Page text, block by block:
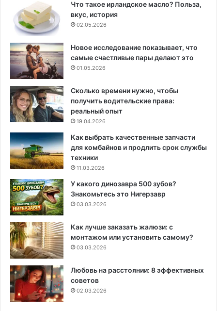
Что такое ирландское масло? Польза,
вкус, история
02.05.2026
Новое исследование показывает, что
самые счастливые пары делают это
01.05.2026
Сколько времени нужно, чтобы
получить водительские права:
реальный опыт
19.04.2026
Как выбрать качественные запчасти
для комбайнов и продлить срок службы
техники
11.03.2026
У какого динозавра 500 зубов?
Знакомьтесь это Нигерзавр
03.03.2026
Как лучше заказать жалюзи: с
монтажом или установить самому?
03.03.2026
Любовь на расстоянии: 8 эффективных
советов
02.03.2026